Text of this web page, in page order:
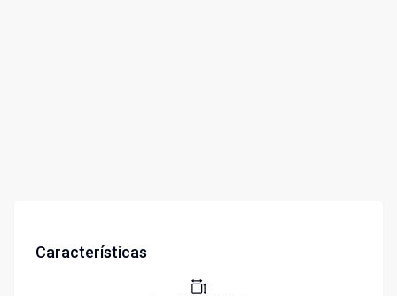
Características